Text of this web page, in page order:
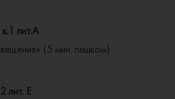
лит.А
(5 мин. пешком)
лит. Е